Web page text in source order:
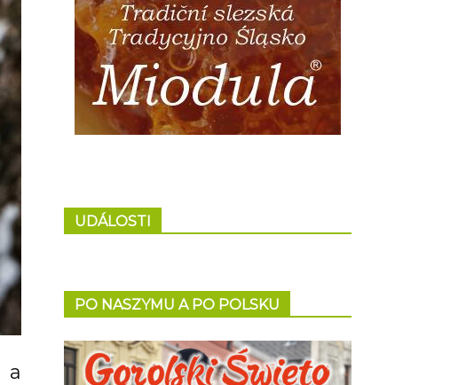
a
UDÁLOSTI
PO NASZYMU A PO POLSKU